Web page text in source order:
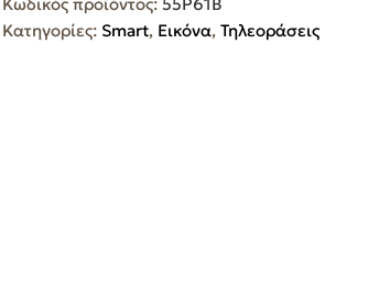
Κωδικός προϊόντος: 55P61B
Κατηγορίες: Smart, Εικόνα, Τηλεοράσεις